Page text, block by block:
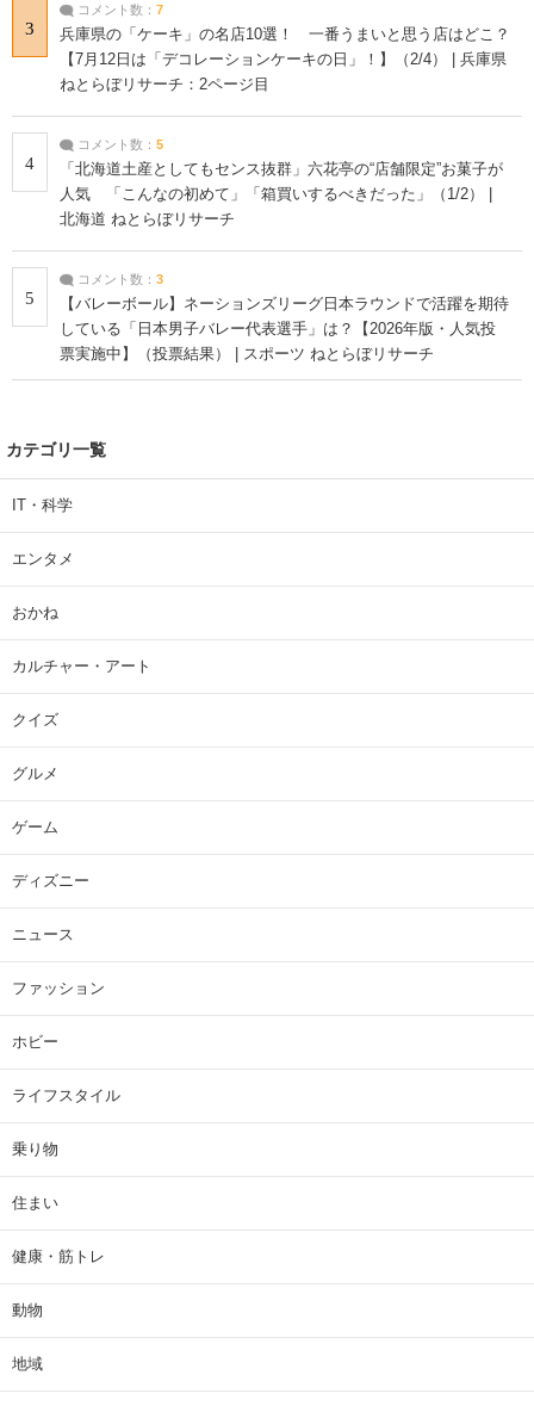
3
コメント数： 7
兵庫県の「ケーキ」の名店10選！ 一番うまいと思う店はどこ？
【7月12日は「デコレーションケーキの日」！】（2/4） | 兵庫県
ねとらぼリサーチ：2ページ目
4
コメント数： 5
「北海道土産としてもセンス抜群」六花亭の“店舗限定”お菓子が
人気 「こんなの初めて」「箱買いするべきだった」（1/2） |
北海道 ねとらぼリサーチ
5
コメント数： 3
【バレーボール】ネーションズリーグ日本ラウンドで活躍を期待
している「日本男子バレー代表選手」は？【2026年版・人気投
票実施中】（投票結果） | スポーツ ねとらぼリサーチ
カテゴリ一覧
IT・科学
エンタメ
おかね
カルチャー・アート
クイズ
グルメ
ゲーム
ディズニー
ニュース
ファッション
ホビー
ライフスタイル
乗り物
住まい
健康・筋トレ
動物
地域